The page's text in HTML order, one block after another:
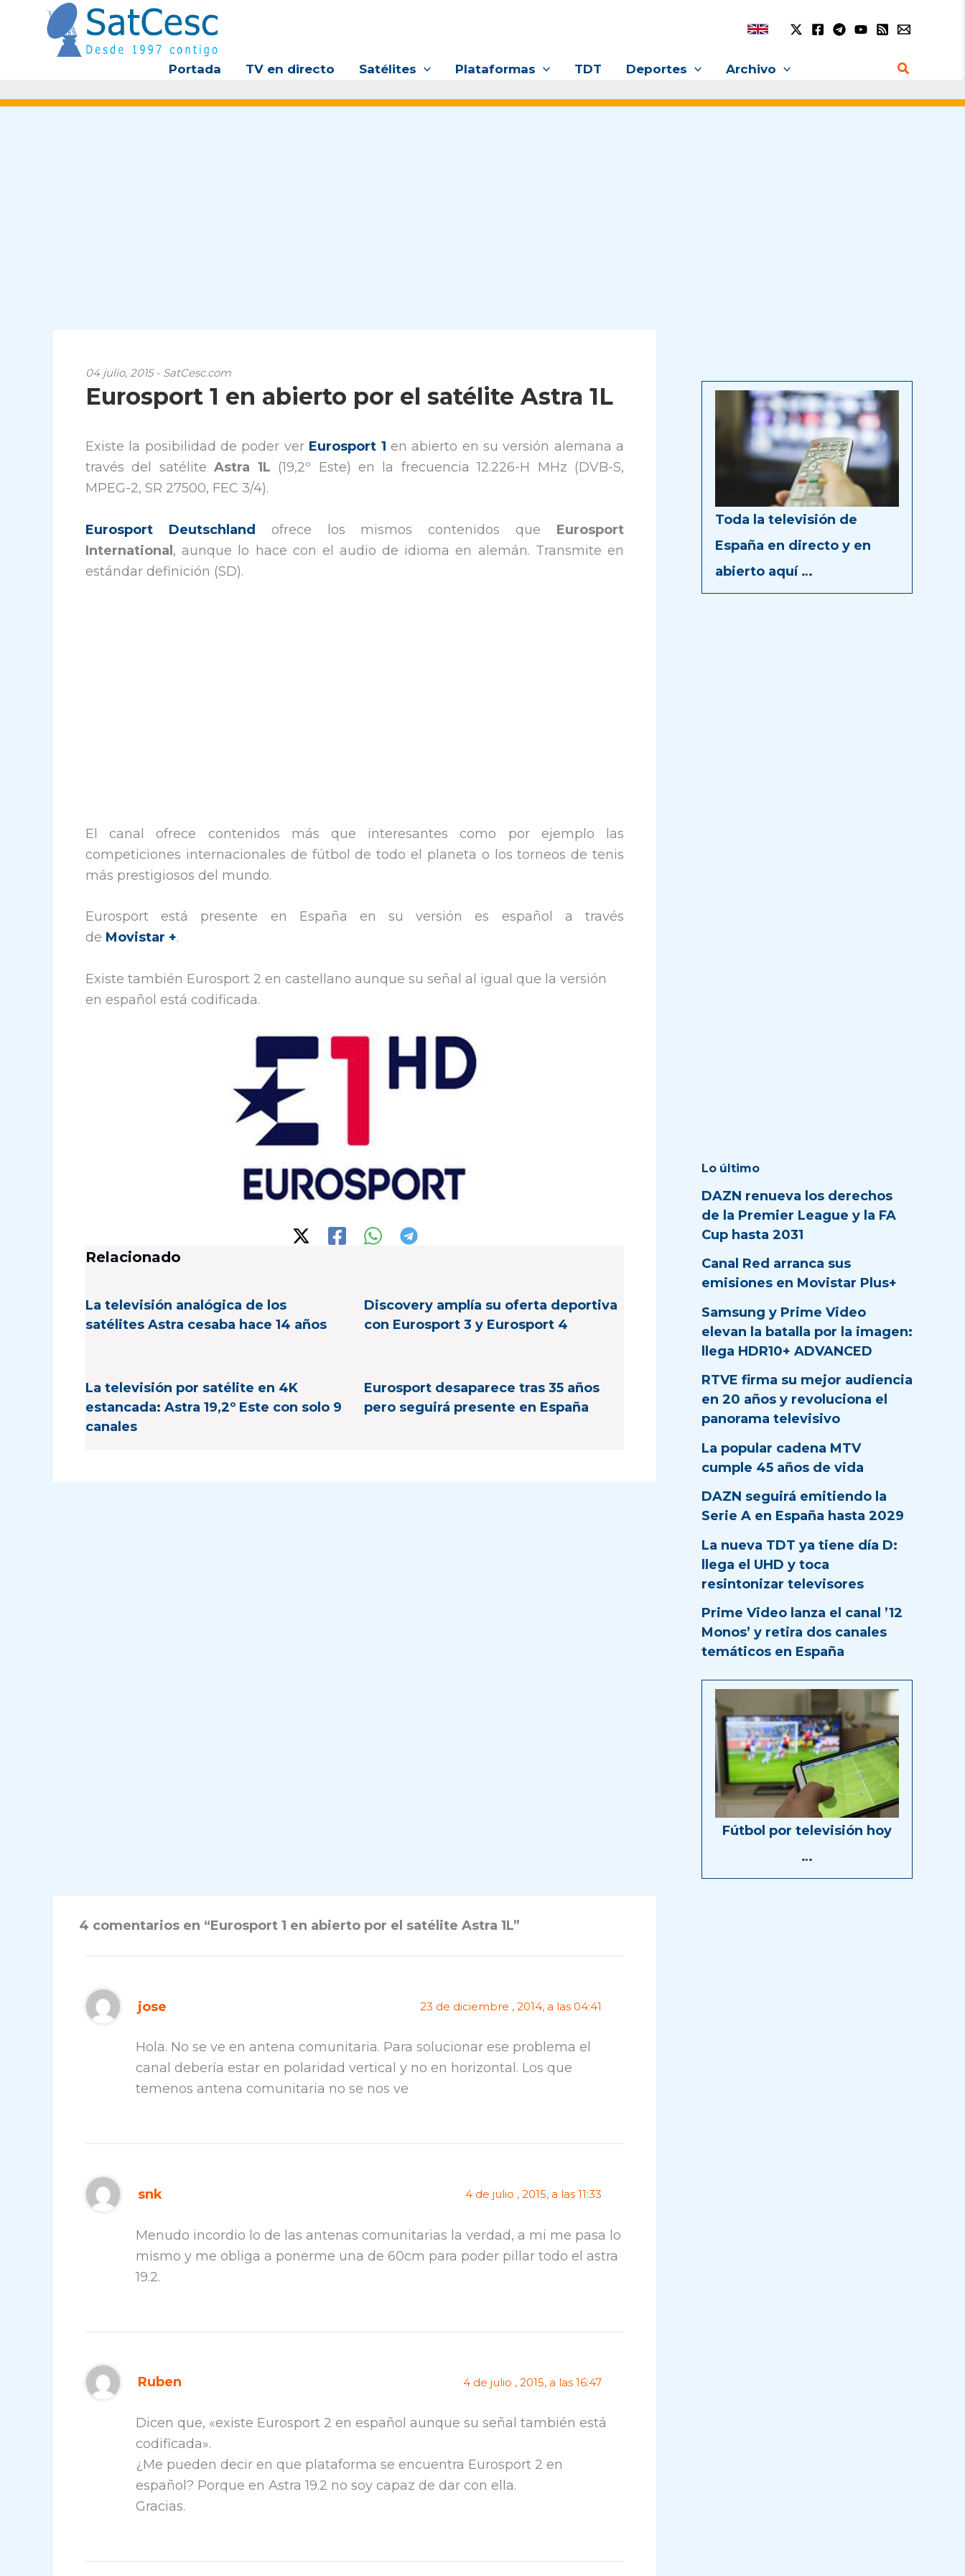
contenido
Portada TV en directo Satélites Plataformas TDT Deportes Archivo Buscar
04 julio, 2015 - SatCesc.com
Eurosport 1 en abierto por el satélite Astra 1L
Existe la posibilidad de poder ver Eurosport 1 en abierto en su versión alemana a
través del satéliteAstra 1L (19,2º Este) en la frecuencia 12.226-H MHz (DVB-S,
MPEG-2, SR 27500, FEC 3/4).
Eurosport Deutschland ofrece los mismos contenidos que Eurosport
International , aunque lo hace con el audio de idioma en alemán. Transmite en
estándar definición (SD).
El canal ofrece contenidos más que interesantes como por ejemplo las
competiciones internacionales de fútbol de todo el planeta o los torneos de tenis
más prestigiosos del mundo.
Eurosport está presente en España en su versión es español a través
de Movistar +.
Existe también Eurosport 2 en castellano aunque su señal al igual que la versión
en español está codificada.
Relacionado
La televisión analógica de los
satélites Astra cesaba hace 14 años
Discovery amplía su oferta deportiva
con Eurosport 3 y Eurosport 4
La televisión por satélite en 4K
estancada: Astra 19,2º Este con solo 9
canales
Eurosport desaparece tras 35 años
pero seguirá presente en España
4 comentarios en “Eurosport 1 en abierto por el satélite Astra 1L”
jose 23 de diciembre , 2014, a las 04:41
Hola. No se ve en antena comunitaria. Para solucionar ese problema el
canal debería estar en polaridad vertical y no en horizontal. Los que
temenos antena comunitaria no se nos ve
snk 4 de julio , 2015, a las 11:33
Menudo incordio lo de las antenas comunitarias la verdad, a mi me pasa lo
mismo y me obliga a ponerme una de 60cm para poder pillar todo el astra
19.2.
Ruben 4 de julio , 2015, a las 16:47
Dicen que, «existe Eurosport 2 en español aunque su señal también está
codificada».
¿Me pueden decir en que plataforma se encuentra Eurosport 2 en
español? Porque en Astra 19.2 no soy capaz de dar con ella.
Gracias.
Toda la televisión de
España en directo y en
abierto aquí …
Lo último
DAZN renueva los derechos
de la Premier League y la FA
Cup hasta 2031
Canal Red arranca sus
emisiones en Movistar Plus+
Samsung y Prime Video
elevan la batalla por la imagen:
llega HDR10+ ADVANCED
RTVE firma su mejor audiencia
en 20 años y revoluciona el
panorama televisivo
La popular cadena MTV
cumple 45 años de vida
DAZN seguirá emitiendo la
Serie A en España hasta 2029
La nueva TDT ya tiene día D:
llega el UHD y toca
resintonizar televisores
Prime Video lanza el canal ’12
Monos’ y retira dos canales
temáticos en España
Fútbol por televisión hoy
…